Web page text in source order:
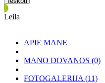
Leila
APIE MANE
MANO DOVANOS (0)
FOTOGALERIJA (11)